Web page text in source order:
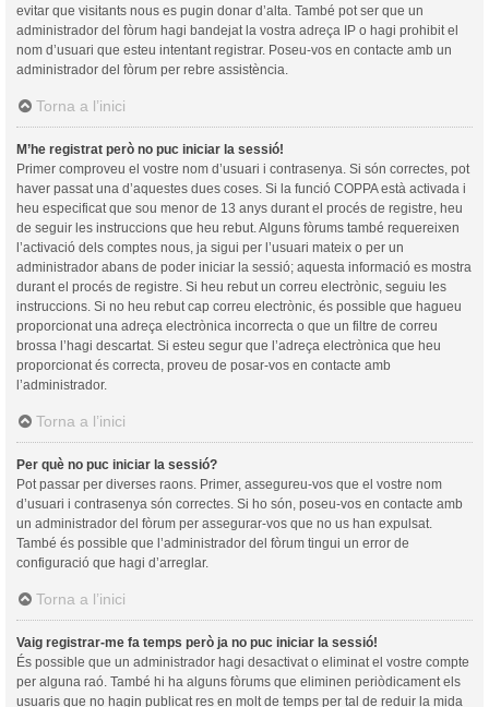
evitar que visitants nous es pugin donar d’alta. També pot ser que un
administrador del fòrum hagi bandejat la vostra adreça IP o hagi prohibit el
nom d’usuari que esteu intentant registrar. Poseu-vos en contacte amb un
administrador del fòrum per rebre assistència.
Torna a l’inici
M’he registrat però no puc iniciar la sessió!
Primer comproveu el vostre nom d’usuari i contrasenya. Si són correctes, pot
haver passat una d’aquestes dues coses. Si la funció COPPA està activada i
heu especificat que sou menor de 13 anys durant el procés de registre, heu
de seguir les instruccions que heu rebut. Alguns fòrums també requereixen
l’activació dels comptes nous, ja sigui per l’usuari mateix o per un
administrador abans de poder iniciar la sessió; aquesta informació es mostra
durant el procés de registre. Si heu rebut un correu electrònic, seguiu les
instruccions. Si no heu rebut cap correu electrònic, és possible que hagueu
proporcionat una adreça electrònica incorrecta o que un filtre de correu
brossa l’hagi descartat. Si esteu segur que l’adreça electrònica que heu
proporcionat és correcta, proveu de posar-vos en contacte amb
l’administrador.
Torna a l’inici
Per què no puc iniciar la sessió?
Pot passar per diverses raons. Primer, assegureu-vos que el vostre nom
d’usuari i contrasenya són correctes. Si ho són, poseu-vos en contacte amb
un administrador del fòrum per assegurar-vos que no us han expulsat.
També és possible que l’administrador del fòrum tingui un error de
configuració que hagi d’arreglar.
Torna a l’inici
Vaig registrar-me fa temps però ja no puc iniciar la sessió!
És possible que un administrador hagi desactivat o eliminat el vostre compte
per alguna raó. També hi ha alguns fòrums que eliminen periòdicament els
usuaris que no hagin publicat res en molt de temps per tal de reduir la mida